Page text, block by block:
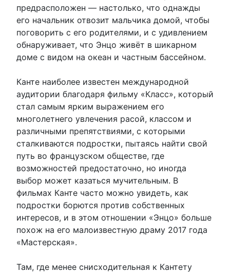
предрасположен — настолько, что однажды
его начальник отвозит мальчика домой, чтобы
поговорить с его родителями, и с удивлением
обнаруживает, что Энцо живёт в шикарном
доме с видом на океан и частным бассейном.
Канте наиболее известен международной
аудитории благодаря фильму «Класс», который
стал самым ярким выражением его
многолетнего увлечения расой, классом и
различными препятствиями, с которыми
сталкиваются подростки, пытаясь найти свой
путь во французском обществе, где
возможностей предостаточно, но иногда
выбор может казаться мучительным. В
фильмах Канте часто можно увидеть, как
подростки борются против собственных
интересов, и в этом отношении «Энцо» больше
похож на его малоизвестную драму 2017 года
«Мастерская».
Там, где менее снисходительная к Кантету